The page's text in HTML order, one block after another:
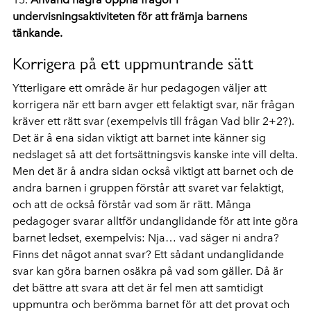
undervisningsaktiviteten för att främja barnens
tänkande.
Korrigera på ett uppmuntrande sätt
Ytterligare ett område är hur pedagogen väljer att
korrigera när ett barn avger ett felaktigt svar, när frågan
kräver ett rätt svar (exempelvis till frågan Vad blir 2+2?).
Det är å ena sidan viktigt att barnet inte känner sig
nedslaget så att det fortsättningsvis kanske inte vill delta.
Men det är å andra sidan också viktigt att barnet och de
andra barnen i gruppen förstår att svaret var felaktigt,
och att de också förstår vad som är rätt. Många
pedagoger svarar alltför undanglidande för att inte göra
barnet ledset, exempelvis: Nja… vad säger ni andra?
Finns det något annat svar? Ett sådant undanglidande
svar kan göra barnen osäkra på vad som gäller. Då är
det bättre att svara att det är fel men att samtidigt
uppmuntra och berömma barnet för att det provat och